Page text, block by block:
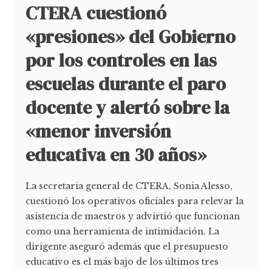
CTERA cuestionó
«presiones» del Gobierno
por los controles en las
escuelas durante el paro
docente y alertó sobre la
«menor inversión
educativa en 30 años»
La secretaria general de CTERA, Sonia Alesso,
cuestionó los operativos oficiales para relevar la
asistencia de maestros y advirtió que funcionan
como una herramienta de intimidación. La
dirigente aseguró además que el presupuesto
educativo es el más bajo de los últimos tres